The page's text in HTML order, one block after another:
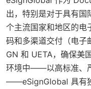
出，特别是对于具有国
个主流国家和地区的电
码和多渠道交付（电子
GN 和 UETA，确保美
环境中——以高标准、
——eSignGlobal 具有